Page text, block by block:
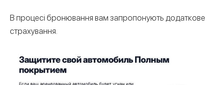
В процесі бронювання вам запропонують додаткове
страхування.